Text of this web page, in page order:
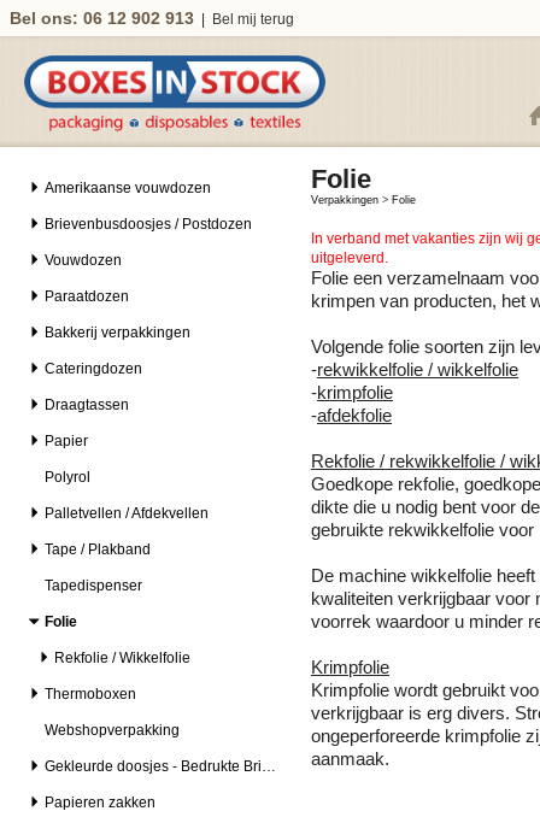
Bel ons: 06 12 902 913 Bel mij terug
Amerikaanse vouwdozen
Brievenbusdoosjes / Postdozen
Vouwdozen
Paraatdozen
Bakkerij verpakkingen
Cateringdozen
Draagtassen
Papier
Polyrol
Palletvellen / Afdekvellen
Tape / Plakband
Tapedispenser
Folie
Rekfolie / Wikkelfolie
Thermoboxen
Webshopverpakking
Gekleurde doosjes - Bedrukte Brievenbusdozen
Papieren zakken
Folie
Verpakkingen > Folie
In verband met vakanties zijn wij
uitgeleverd.
Folie een verzamelnaam
krimpen van producten, het
Volgende folie soorten zijn
-rekwikkelfolie / wikkelfolie
-krimpfolie
-afdekfolie
Rekfolie / rekwikkelfolie /
Goedkope rekfolie,
dikte die u nodig bent voor
gebruikte rekwikkelfolie
De machine wikkelfolie
kwaliteiten verkrijgbaar voor
voorrek waardoor u minder
Krimpfolie
Krimpfolie wordt gebruikt
verkrijgbaar is erg divers.
ongeperforeerde krimpfolie
aanmaak.